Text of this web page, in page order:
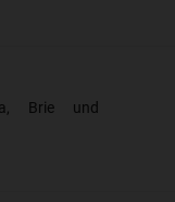
Brie und